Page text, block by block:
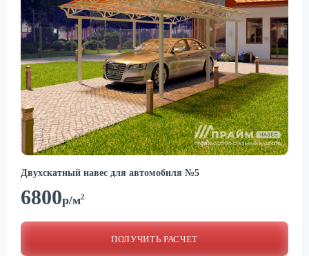
Двухскатный навес для автомобиля №5
6800р/м2
ПОЛУЧИТЬ РАСЧЕТ